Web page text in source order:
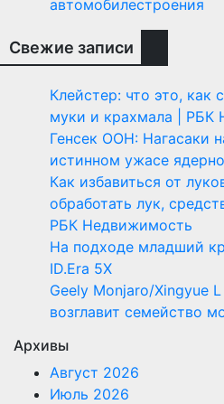
автомобилестроения
Свежие записи
Клейстер: что это, как
муки и крахмала | РБК
Генсек ООН: Нагасаки
истинном ужасе
Как избавиться от
обработать лук,
РБК Недвижимость
На подходе младший
ID.Era 5X
Geely Monjaro/Xingyue
возглавит семейство
Архивы
Август 2026
Июль 2026